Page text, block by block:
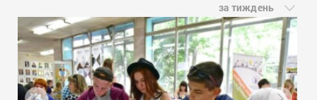
за тиждень